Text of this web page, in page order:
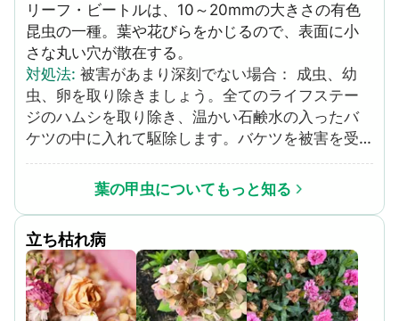
リーフ・ビートルは、10～20mmの大きさの有色
昆虫の一種。葉や花びらをかじるので、表面に小
さな丸い穴が散在する。
対処法: 被害があまり深刻でない場合： 成虫、幼
虫、卵を取り除きましょう。全てのライフステー
ジのハムシを取り除き、温かい石鹸水の入ったバ
ケツの中に入れて駆除します。バケツを被害を受
けている葉の下に置いて植物を揺らすと、より簡
単に駆除することができます。葉の甲虫の活動が
活発になる午後に行うのが最も効果的です。虫が
密封された袋や容器に入れて処分してください。
より深刻な被害がある場合： 有機殺虫剤を使用し
ましょう。合成殺虫剤の前に、まずは天然由来の
殺虫剤を使用してみましょう。ニーム油や除虫菊
葉の甲虫についてもっと知る
立ち枯れ病